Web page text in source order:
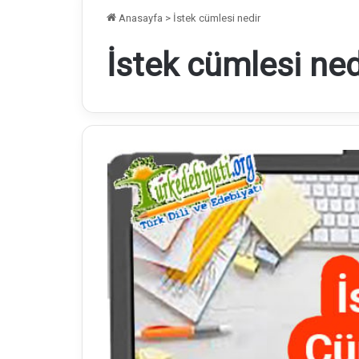
Anasayfa > İstek cümlesi nedir
İstek cümlesi